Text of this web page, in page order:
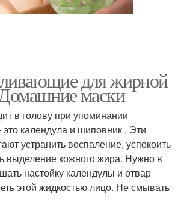
для жирной
маски
в голову при упоминании
календула и шиповник . Эти
устранить воспаление, успокоить
выделение кожного жира. Нужно в
настойку календулы и отвар
этой жидкостью лицо. Не смывать